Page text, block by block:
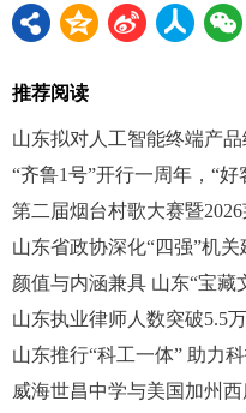
推荐阅读
山东拟对人工智能终端产
“齐鲁1号”开行一周年，“
第二届烟台村歌大赛暨
山东省政协深化“四强”机
颜值与内涵兼具 山东“宝藏
山东执业律师人数突破5.5
山东推行“科工一体” 助力
威海世昌中学与美国加州